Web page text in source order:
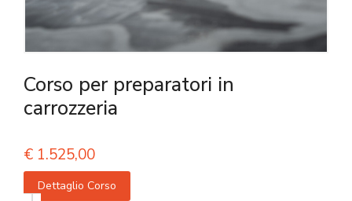
Corso per preparatori in
carrozzeria
€ 1.525,00
Dettaglio Corso